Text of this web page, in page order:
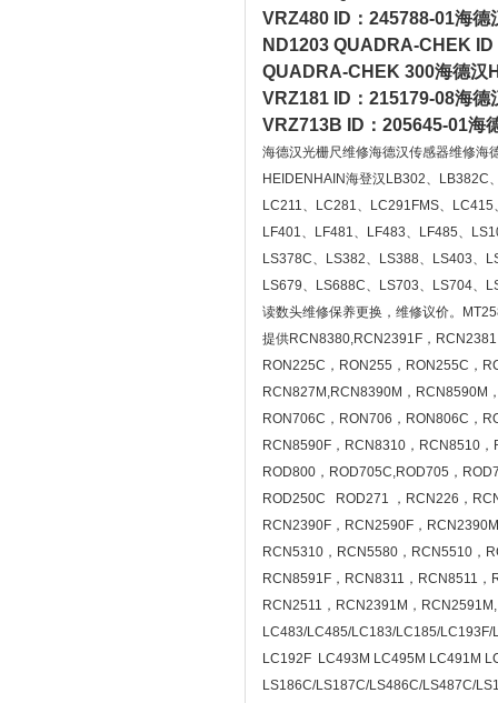
VRZ480 ID：245788-01海
ND1203 QUADRA-CHEK
QUADRA-CHEK 300海德汉
VRZ181 ID：215179-08海
VRZ713B ID：205645-01海
海德汉光栅尺维修海德汉传感器维修海
HEIDENHAIN海登汉LB302、
LC211、LC281、LC291FMS、
LF401、LF481、LF483、LF485、
LS378C、LS382、LS388、LS403、
LS679、LS688C、LS703、LS704、
读数头维修保养更换，维修议价。
提供RCN8380,RCN2391F，
RON225C，RON255，RON255C，
RCN827M,RCN8390M，RCN8590M
RON706C，RON706，RON806C，
RCN8590F，RCN8310，RCN8510
ROD800，ROD705C,ROD705，
ROD250C ROD271 ，RCN226，
RCN2390F，RCN2590F，
RCN5310，RCN5580，RCN5510，
RCN8591F，RCN8311，RCN8511
RCN2511，RCN2391M，RCN2591M,
LC483/LC485/LC183/LC185/
LC192F LC493M LC495M LC491M
LS186C/LS187C/LS486C/LS487C/